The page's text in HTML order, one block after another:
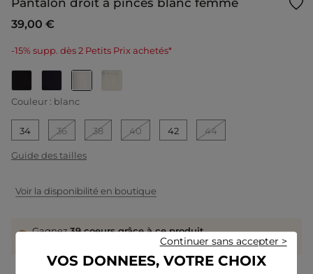
39,00 €
-15% supp. dès 2 Petits Prix achetés*
Couleur : blanc
34 36 38 40 42 44
Guide des tailles
Voir la disponibilité en boutique
Gagnez39 coeurs grâce à ce produit
Connectez-vous ou inscrivez-vous
VOS DONNEES, VOTRE CHOIX
Continuer sans accepter >